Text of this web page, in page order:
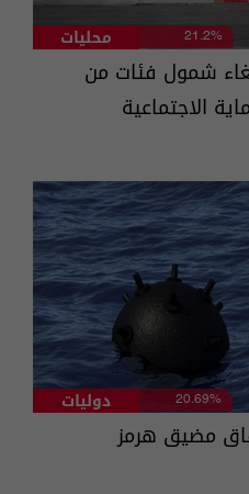
محليات 21.2%
شمول فئات من
الاجتماعية
دوليات 20.69%
مضيق هرمز